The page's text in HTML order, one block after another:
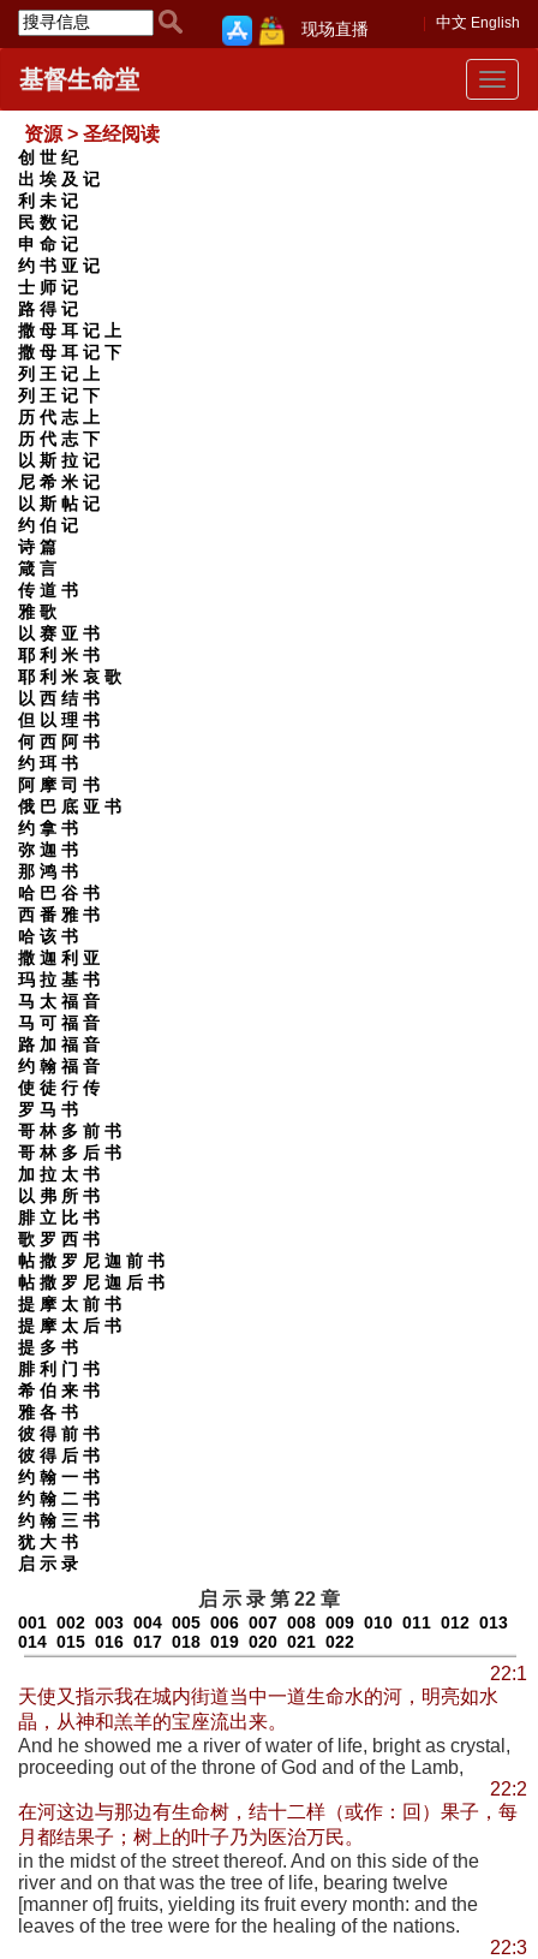
中文 English
现场直播
Toggle
基督生命堂
资源 > 圣经阅读
创 世 纪
出 埃 及 记
利 未 记
民 数 记
申 命 记
约 书 亚 记
士 师 记
路 得 记
撒 母 耳 记 上
撒 母 耳 记 下
列 王 记 上
列 王 记 下
历 代 志 上
历 代 志 下
以 斯 拉 记
尼 希 米 记
以 斯 帖 记
约 伯 记
诗 篇
箴 言
传 道 书
雅 歌
以 赛 亚 书
耶 利 米 书
耶 利 米 哀 歌
以 西 结 书
但 以 理 书
何 西 阿 书
约 珥 书
阿 摩 司 书
俄 巴 底 亚 书
约 拿 书
弥 迦 书
那 鸿 书
哈 巴 谷 书
西 番 雅 书
哈 该 书
撒 迦 利 亚
玛 拉 基 书
马 太 福 音
马 可 福 音
路 加 福 音
约 翰 福 音
使 徒 行 传
罗 马 书
哥 林 多 前 书
哥 林 多 后 书
加 拉 太 书
以 弗 所 书
腓 立 比 书
歌 罗 西 书
帖 撒 罗 尼 迦 前 书
帖 撒 罗 尼 迦 后 书
提 摩 太 前 书
提 摩 太 后 书
提 多 书
腓 利 门 书
希 伯 来 书
雅 各 书
彼 得 前 书
彼 得 后 书
约 翰 一 书
约 翰 二 书
约 翰 三 书
犹 大 书
启 示 录
启 示 录 第 22 章
001 002 003 004 005 006 007 008 009 010 011 012 013
014 015 016 017 018 019 020 021 022
22:1
天使又指示我在城内街道当中一道生命水的河，明亮如水
晶，从神和羔羊的宝座流出来。
And he showed me a river of water of life, bright as crystal,
proceeding out of the throne of God and of the Lamb,
22:2
在河这边与那边有生命树，结十二样（或作：回）果子，每
月都结果子；树上的叶子乃为医治万民。
in the midst of the street thereof. And on this side of the
river and on that was the tree of life, bearing twelve
[manner of] fruits, yielding its fruit every month: and the
leaves of the tree were for the healing of the nations.
22:3